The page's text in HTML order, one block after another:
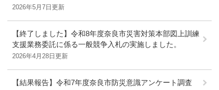
2026年5月7日更新
【終了しました】令和8年度奈良市災害対策本部図上訓練
支援業務委託に係る一般競争入札の実施しました。
2026年4月28日更新
【結果報告】令和7年度奈良市防災意識アンケート調査